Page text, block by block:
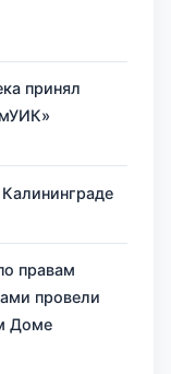
принял
правам
провели
Доме